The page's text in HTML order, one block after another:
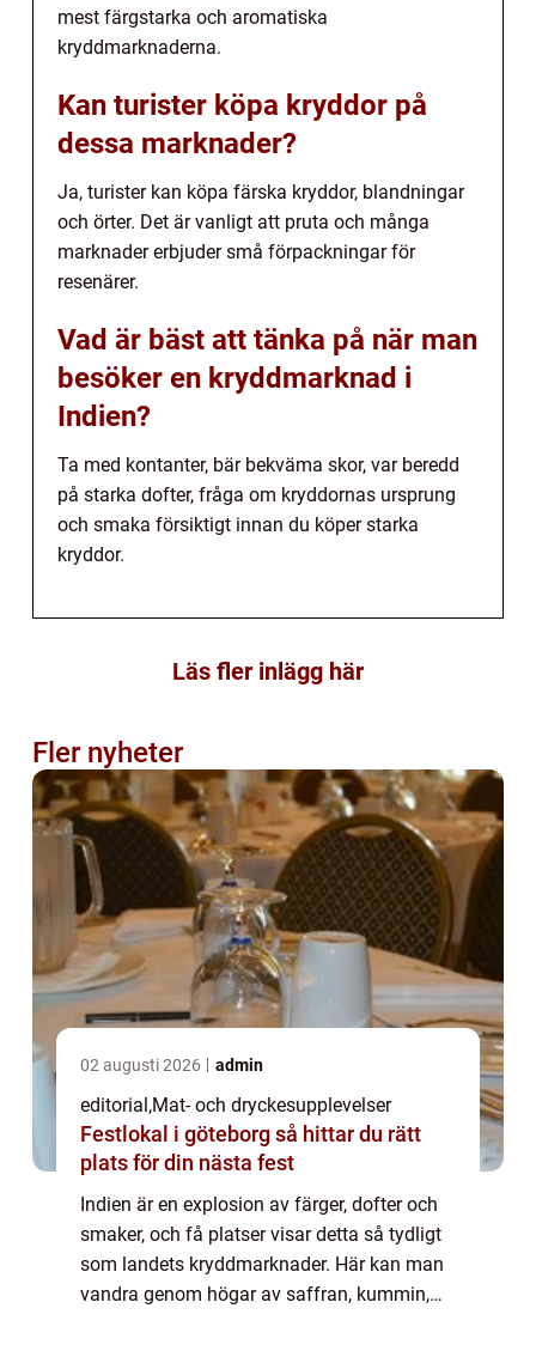
mest färgstarka och aromatiska
kryddmarknaderna.
Kan turister köpa kryddor på
dessa marknader?
Ja, turister kan köpa färska kryddor, blandningar
och örter. Det är vanligt att pruta och många
marknader erbjuder små förpackningar för
resenärer.
Vad är bäst att tänka på när man
besöker en kryddmarknad i
Indien?
Ta med kontanter, bär bekväma skor, var beredd
på starka dofter, fråga om kryddornas ursprung
och smaka försiktigt innan du köper starka
kryddor.
Läs fler inlägg här
Fler nyheter
02 augusti 2026 admin
editorial,Mat- och dryckesupplevelser
Festlokal i göteborg så hittar du rätt
plats för din nästa fest
Indien är en explosion av färger, dofter och
smaker, och få platser visar detta så tydligt
som landets kryddmarknader. Här kan man
vandra genom högar av saffran, kummin,